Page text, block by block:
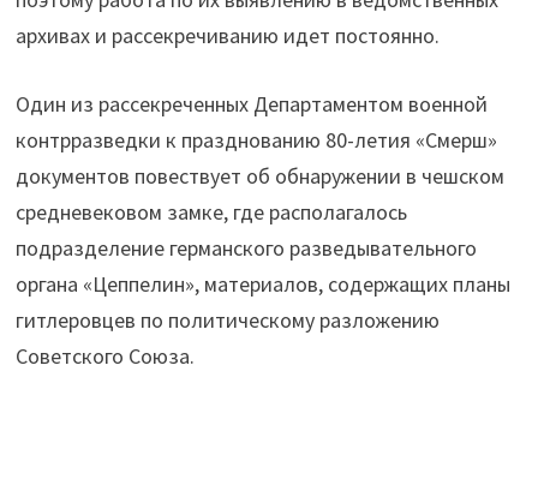
архивах и рассекречиванию идет постоянно.
Один из рассекреченных Департаментом военной
контрразведки к празднованию 80-летия «Смерш»
документов повествует об обнаружении в чешском
средневековом замке, где располагалось
подразделение германского разведывательного
органа «Цеппелин», материалов, содержащих планы
гитлеровцев по политическому разложению
Советского Союза.